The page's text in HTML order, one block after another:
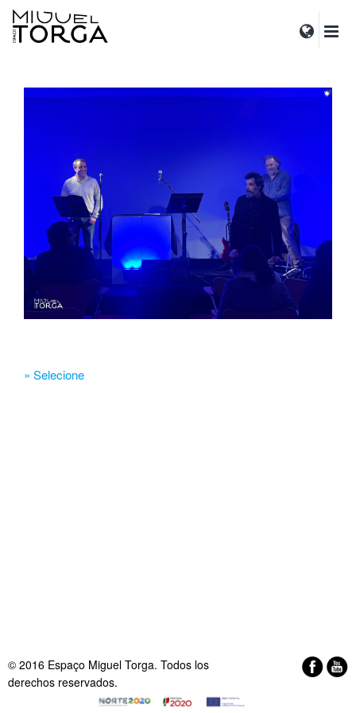
» Selecione
© 2016 Espaço Miguel Torga. Todos los
derechos reservados.